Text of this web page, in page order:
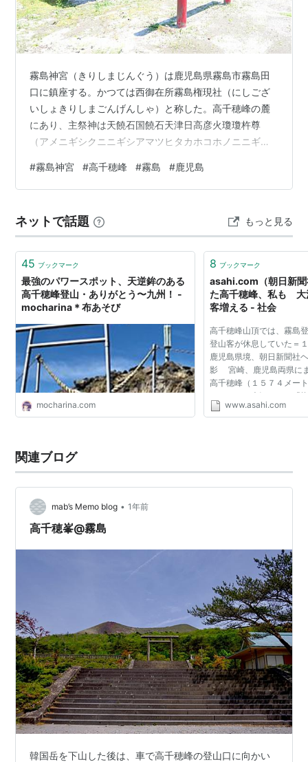
霧島神宮（きりしまじんぐう）は鹿児島県霧島市霧島田
口に鎮座する。かつては西御在所霧島権現社（にしござ
いしょきりしまごんげんしゃ）と称した。高千穂峰の麓
にあり、主祭神は天饒石国饒石天津日高彦火瓊瓊杵尊
（アメニギシクニニギシアマツヒタカホコホノニニギノ
て、御鉢と呼ばれる巨大な火口があり、かなり活発な火
山でもある。 「待世神社跡（まつせじんじゃあと）」と
る。場所は霧島中学校の裏手のほう。ここは西御在所霧
島権現社（霧島神宮）の仮宮が置かれたところだ。 待世
神社跡 西御在所霧島権現社はもともとは高千穂峰の…
#霧島神宮 #高千穂峰 #霧島 #鹿児島
ネットで話題 もっと見る
45 ブックマーク
最強のパワースポット、天逆鉾のある
高千穂峰登山・ありがとう〜九州！ -
mocharina＊布あそび
mocharina.com
8 ブックマーク
asahi.com（朝日新
た高千穂峰、私も 大
客増える - 社会
高千穂峰山頂では、霧島
登山客が休息していた＝
鹿児島県境、朝日新聞社
影 宮崎、鹿児島両県に
高千穂峰（１５７４メー
えている。大河ドラマ「
治さんが演じる坂本龍馬
www.asahi.com
関連ブログ
mab’s Memo blog • 1年前
高千穂峯@霧島
韓国岳を下山した後は、車で高千穂峰の登山口に向かい